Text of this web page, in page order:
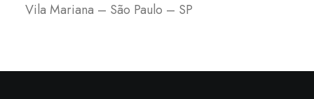
Vila Mariana – São Paulo – SP